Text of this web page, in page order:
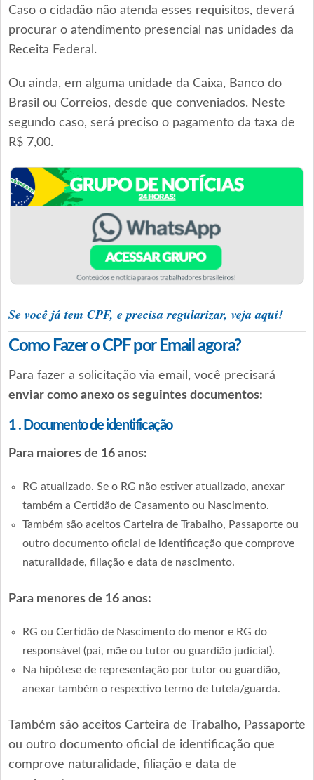
Caso o cidadão não atenda esses requisitos, deverá
procurar o atendimento presencial nas unidades da
Receita Federal.
Ou ainda, em alguma unidade da Caixa, Banco do
Brasil ou Correios, desde que conveniados. Neste
segundo caso, será preciso o pagamento da taxa de
R$ 7,00.
Se você já tem CPF, e precisa regularizar, veja aqui!
Como Fazer o CPF por Email agora?
Para fazer a solicitação via email, você precisará
enviar como anexo os seguintes documentos:
1 . Documento de identificação
Para maiores de 16 anos:
RG atualizado. Se o RG não estiver atualizado, anexar
também a Certidão de Casamento ou Nascimento.
Também são aceitos Carteira de Trabalho, Passaporte ou
outro documento oficial de identificação que comprove
naturalidade, filiação e data de nascimento.
Para menores de 16 anos:
RG ou Certidão de Nascimento do menor e RG do
responsável (pai, mãe ou tutor ou guardião judicial).
Na hipótese de representação por tutor ou guardião,
anexar também o respectivo termo de tutela/guarda.
Também são aceitos Carteira de Trabalho, Passaporte
ou outro documento oficial de identificação que
comprove naturalidade, filiação e data de